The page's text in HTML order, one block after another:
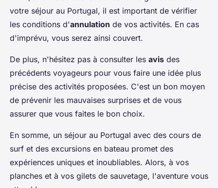
votre séjour au Portugal, il est important de vérifier
les conditions d'annulation de vos activités. En cas
d'imprévu, vous serez ainsi couvert.
De plus, n'hésitez pas à consulter les avis des
précédents voyageurs pour vous faire une idée plus
précise des activités proposées. C'est un bon moyen
de prévenir les mauvaises surprises et de vous
assurer que vous faites le bon choix.
En somme, un séjour au Portugal avec des cours de
surf et des excursions en bateau promet des
expériences uniques et inoubliables. Alors, à vos
planches et à vos gilets de sauvetage, l'aventure vous